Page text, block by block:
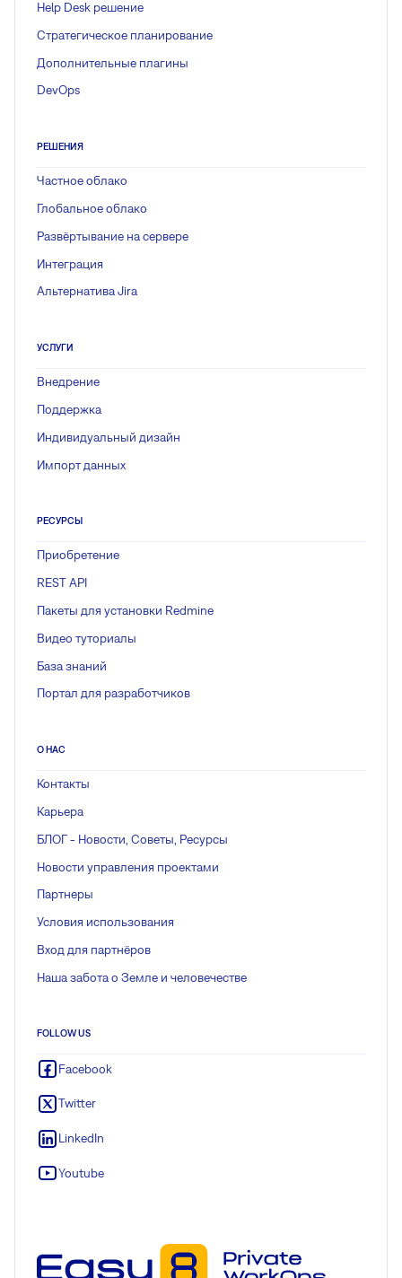
Help Desk решение
Стратегическое планирование
Дополнительные плагины
DevOps
РЕШЕНИЯ
Частное облако
Глобальное облако
Развёртывание на сервере
Интеграция
Альтернатива Jira
УСЛУГИ
Внедрение
Поддержка
Индивидуальный дизайн
Импорт данных
РЕСУРСЫ
Приобретение
REST API
Пакеты для установки Redmine
Видео туториалы
База знаний
Портал для разработчиков
О НАС
Контакты
Карьера
БЛОГ - Новости, Советы, Ресурсы
Новости управления проектами
Партнеры
Условия использования
Вход для партнёров
Наша забота о Земле и человечестве
FOLLOW US
Facebook
Twitter
LinkedIn
Youtube